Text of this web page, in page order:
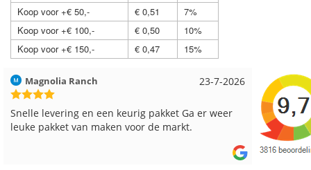
Koop voor +€ 50,-
€ 0,51
7%
Koop voor +€ 100,-
€ 0,50
10%
Koop voor +€ 150,-
€ 0,47 15%
17-7-2026
Hilde uit Loyers
Reeds meerdere keren breigaren en breinaalden
besteld, altijd heel tevreden over de service.
Loes uit
Snelle